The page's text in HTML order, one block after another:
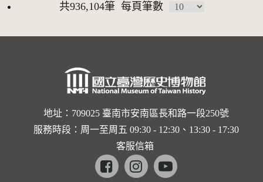
共936,104筆 每頁筆數
地址：709025 臺南市安南區長和路一段250號
服務時段：周一至周五 09:30 - 12:30、13:30 - 17:30
客服信箱
Facebookinstagramyoutube